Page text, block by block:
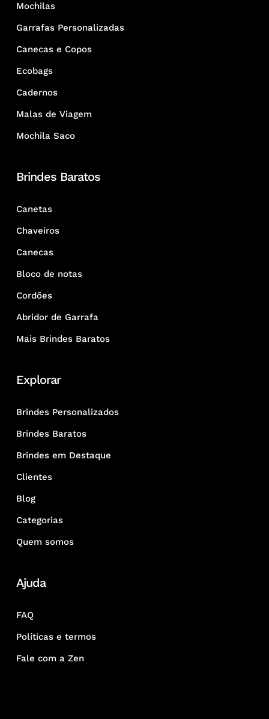
Mochilas
Garrafas Personalizadas
Canecas e Copos
Ecobags
Cadernos
Malas de Viagem
Mochila Saco
Brindes Baratos
Canetas
Chaveiros
Canecas
Bloco de notas
Cordões
Abridor de Garrafa
Mais Brindes Baratos
Explorar
Brindes Personalizados
Brindes Baratos
Brindes em Destaque
Clientes
Blog
Categorias
Quem somos
Ajuda
FAQ
Políticas e termos
Fale com a Zen